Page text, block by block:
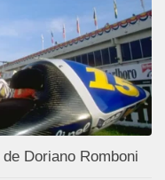
Doriano Romboni